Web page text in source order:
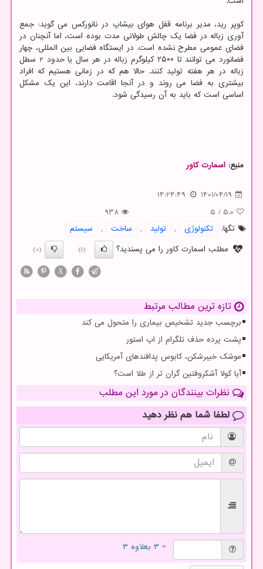
کوپر رید، مدیر برنامه قفل هوای بیشاپ در نانورکس می گوید: جمع
آوری زباله در فضا یک چالش طولانی مدت بوده است، اما آنچنان در
فضای عمومی مطرح نشده است. در ایستگاه فضایی بین المللی، چهار
فضانورد می توانند تا ۲۵۰۰ کیلوگرم زباله در هر سال یا حدود 2 سطل
زباله در هر هفته تولید کنند. حالا هم که در زمانی هستیم که افراد
بیشتری به فضا می روند و در آنجا اقامت دارند، این یک مشکل
اساسی است که باید به آن رسیدگی شود.
منبع: اسمارت كاور
1401/04/19
14:24:49
5.0
/
5
938
تگها:
تكنولوژی , تولید , ساخت ,
سیستم
مطلب اسمارت کاور را می پسندید؟
(1)
(0)
X
تازه ترین مطالب مرتبط
برچسب جدید تشخیص بیماری را متحول می کند
پشت پرده حذف تلگرام از اپ استور
موشک خیبرشکن، کابوس پدافندهای آمریکایی
آیا کولا آشکروفتین گران تر از طلا است؟
نظرات بینندگان در مورد این مطلب
لطفا شما هم نظر دهید
= ۳ بعلاوه ۳